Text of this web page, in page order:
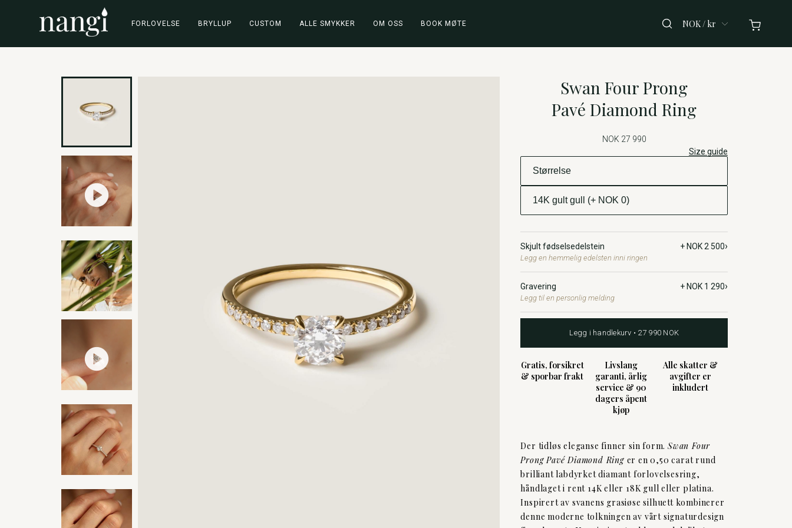
FORLOVELSE BRYLLUP CUSTOM ALLE SMYKKER OM OSS BOOK MØTE NOK / kr
Swan Four Prong
Pavé Diamond Ring
NOK 27 990
Size guide
Skjult fødselsedelstein
Legg en hemmelig edelsten inni ringen
+ NOK 2 500›
Gravering
Legg til en personlig melding
+ NOK 1 290›
Legg i handlekurv • 27 990 NOK
Gratis, forsikret
& sporbar frakt
Livslang
garanti, årlig
service & 90
dagers åpent
kjøp
Alle skatter &
avgifter er
inkludert
Der tidløs eleganse finner sin form.Swan Four
Prong Pavé Diamond Ring er en 0,50 carat rund
brilliant labdyrket diamant forlovelsesring,
håndlaget i rent 14K eller 18K gull eller platina.
Inspirert av svanens grasiøse silhuett kombinerer
denne moderne tolkningen av vårt signaturdesign